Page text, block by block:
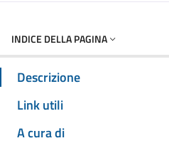
INDICE DELLA PAGINA
Descrizione
Link utili
A cura di